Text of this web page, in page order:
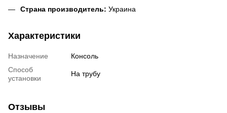
Страна производитель: Украина
Характеристики
Назначение
Консоль
Способ
установки
На трубу
Отзывы